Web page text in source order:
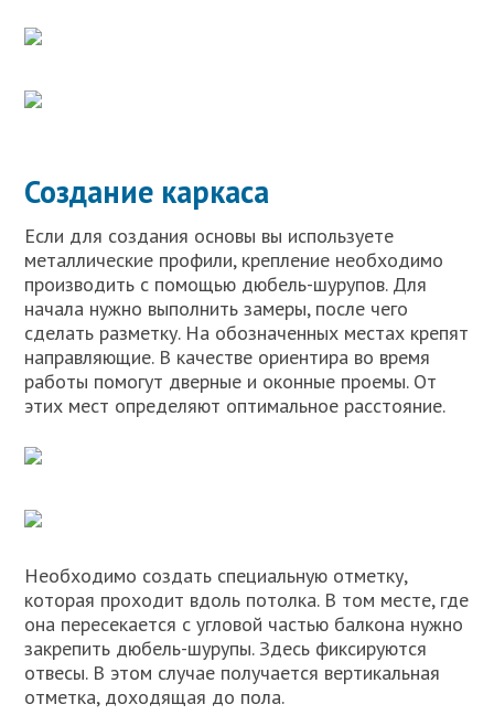
Создание каркаса
Если для создания основы вы используете
металлические профили, крепление необходимо
производить с помощью дюбель-шурупов. Для
начала нужно выполнить замеры, после чего
сделать разметку. На обозначенных местах крепят
направляющие. В качестве ориентира во время
работы помогут дверные и оконные проемы. От
этих мест определяют оптимальное расстояние.
Необходимо создать специальную отметку,
которая проходит вдоль потолка. В том месте, где
она пересекается с угловой частью балкона нужно
закрепить дюбель-шурупы. Здесь фиксируются
отвесы. В этом случае получается вертикальная
отметка, доходящая до пола.